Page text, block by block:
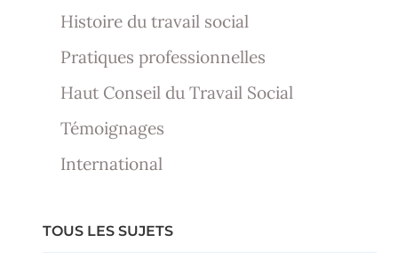
Histoire du travail social
Pratiques professionnelles
Haut Conseil du Travail Social
Témoignages
International
TOUS LES SUJETS